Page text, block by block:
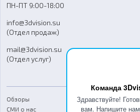
Команда
Здравствуйте!
вам. Напишите
FAQ
ПН-ПТ 9:00-18:00
info@3dvision.su
(Отдел продаж)
mail@3dvision.su
(Отдел услуг)
Обзоры
СМИ о нас